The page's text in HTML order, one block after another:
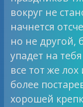
вокруг не
начнется
но не другой,
упадет на
все тот же
более
хорошей